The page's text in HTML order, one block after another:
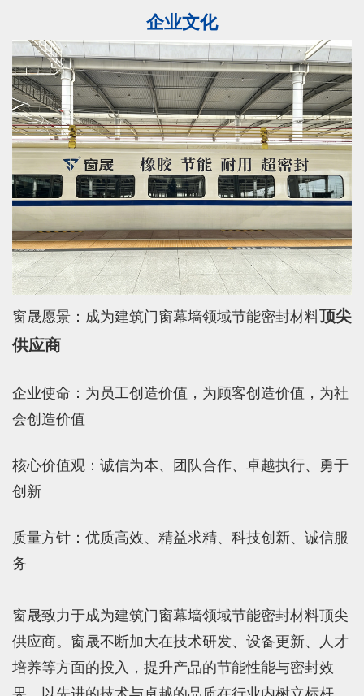
企业文化
窗晟愿景： 成为建筑门窗幕墙领域节能密封材料顶尖
供应商
企业使命： 为员工创造价值，为顾客创造价值，为社
会创造价值
核心价值观： 诚信为本、团队合作、卓越执行、勇于
创新
质量方针： 优质高效、精益求精、科技创新、诚信服
务
窗晟致力于成为建筑门窗幕墙领域节能密封材料顶尖
供应商。窗晟不断加大在技术研发、设备更新、人才
培养等方面的投入，提升产品的节能性能与密封效